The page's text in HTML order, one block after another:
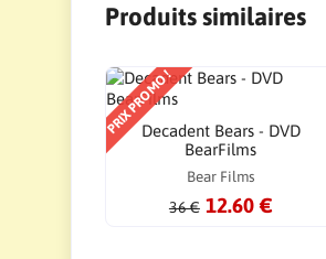
Produits similaires
PRIX PROMO !Decadent Bears - DVD
BearFilms
Bear Films
36 € 12.60 €